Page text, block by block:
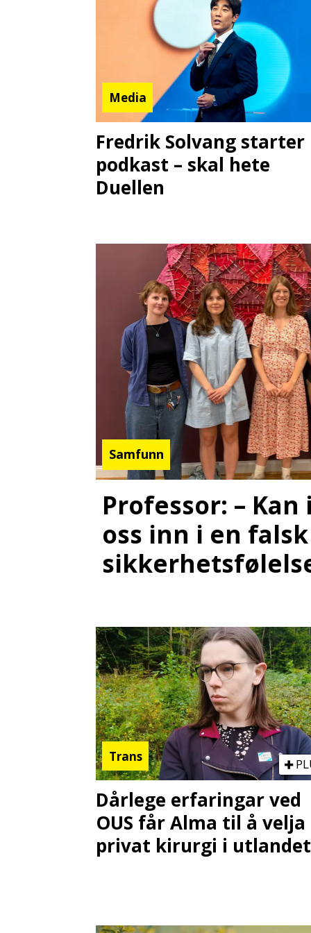
Media
Fredrik Solvang starter
podkast – skal hete
Duellen
Samfunn
Professor: –
oss inn i en falsk
Trans
Dårlege erfaringar ved
OUS får Alma til å velja
privat kirurgi i utlandet